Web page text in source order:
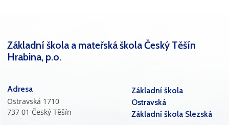
Základní škola a mateřská škola Český Těšín
Hrabina, p.o.
Adresa
Ostravská 1710
737 01 Český Těšín
Základní škola
Ostravská
Základní škola Slezská